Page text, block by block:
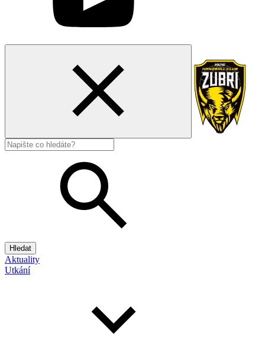
Hledat
Aktuality
Utkání